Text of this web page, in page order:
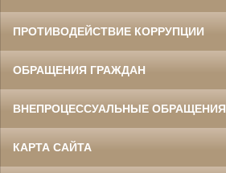
ПРОТИВОДЕЙСТВИЕ КОРРУПЦИИ
ОБРАЩЕНИЯ ГРАЖДАН
ВНЕПРОЦЕССУАЛЬНЫЕ ОБРАЩЕНИЯ
КАРТА САЙТА